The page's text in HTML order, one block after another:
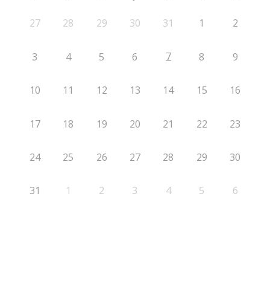
27 28 29 30 31 1 2
3 4 5 6 7 8 9
10 11 12 13 14 15 16
17 18 19 20 21 22 23
24 25 26 27 28 29 30
31 1 2 3 4 5 6